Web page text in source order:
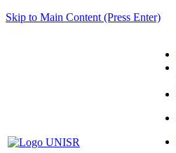
Skip to Main Content (Press Enter)